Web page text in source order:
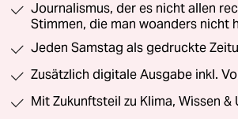
Journalismus, der es nicht allen
Stimmen, die man woanders nicht
Jeden Samstag als gedruckte
Zusätzlich digitale Ausgabe inkl.
Mit Zukunftsteil zu Klima, Wissen &